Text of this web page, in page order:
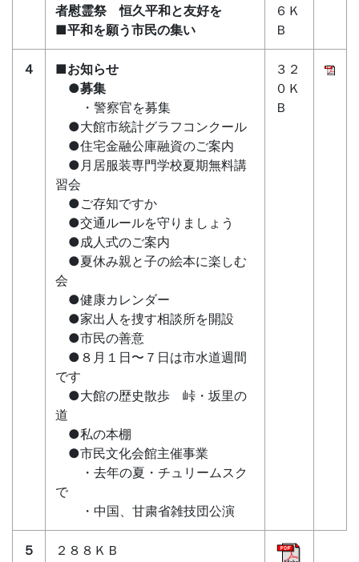
者慰霊祭 恒久平和と友好を
■平和を願う市民の集い
６Ｋ
Ｂ
４
■お知らせ
●募集
・警察官を募集
●大館市統計グラフコンクール
●住宅金融公庫融資のご案内
●月居服装専門学校夏期無料講
習会
●ご存知ですか
●交通ルールを守りましょう
●成人式のご案内
●夏休み親と子の絵本に楽しむ
会
●健康カレンダー
●家出人を捜す相談所を開設
●市民の善意
●８月１日〜７日は市水道週間
です
●大館の歴史散歩 峠・坂里の
道
●私の本棚
●市民文化会館主催事業
・去年の夏・チュリームスク
で
・中国、甘粛省雑技団公演
３２
０Ｋ
Ｂ
５ ２８８ＫＢ